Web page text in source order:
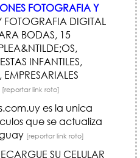
FOTOGRAFIA Y
DIGITAL
BODAS, 15
INFANTILES,
[reportar link roto]
es la unica
que se actualiza
[reportar link roto]
SU CELULAR